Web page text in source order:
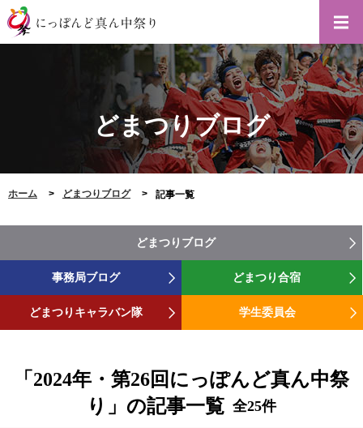
どまつりブログ
ホーム どまつりブログ 記事一覧
どまつりブログ
事務局ブログ どまつり合宿
どまつりキャラバン隊 学生委員会
「2024年・第26回にっぽんど真ん中祭
り」の記事一覧 全25件